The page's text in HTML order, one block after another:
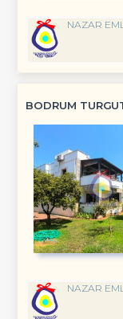
NAZAR
BODRUM
NAZAR